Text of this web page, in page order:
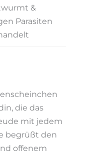
&
Parasiten
die das
mit jedem
begrüßt den
offenem